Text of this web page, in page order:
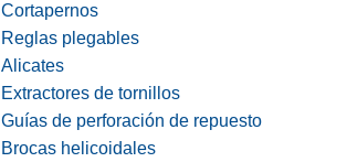
Cortapernos
Reglas plegables
Alicates
Extractores de tornillos
Guías de perforación de repuesto
Brocas helicoidales